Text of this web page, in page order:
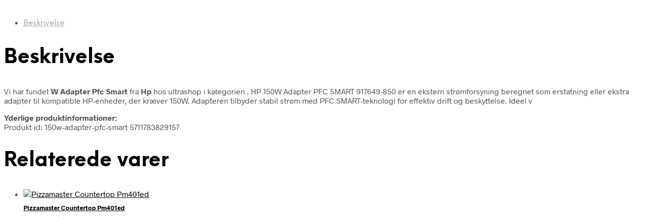
Beskrivelse
Beskrivelse
Vi har fundet W Adapter Pfc Smart fra Hp hos ultrashop i kategorien
. HP 150W Adapter PFC SMART 917649-850 er en ekstern strømforsyning beregnet som erstatning eller ekstra
adapter til kompatible HP-enheder, der kræver 150W. Adapteren tilbyder stabil strøm med PFC SMART-teknologi for effektiv drift og beskyttelse. Ideel v
Yderlige produktinformationer:
Produkt id: 150w-adapter-pfc-smart 5711783829157
Relaterede varer
Pizzamaster Countertop Pm401ed